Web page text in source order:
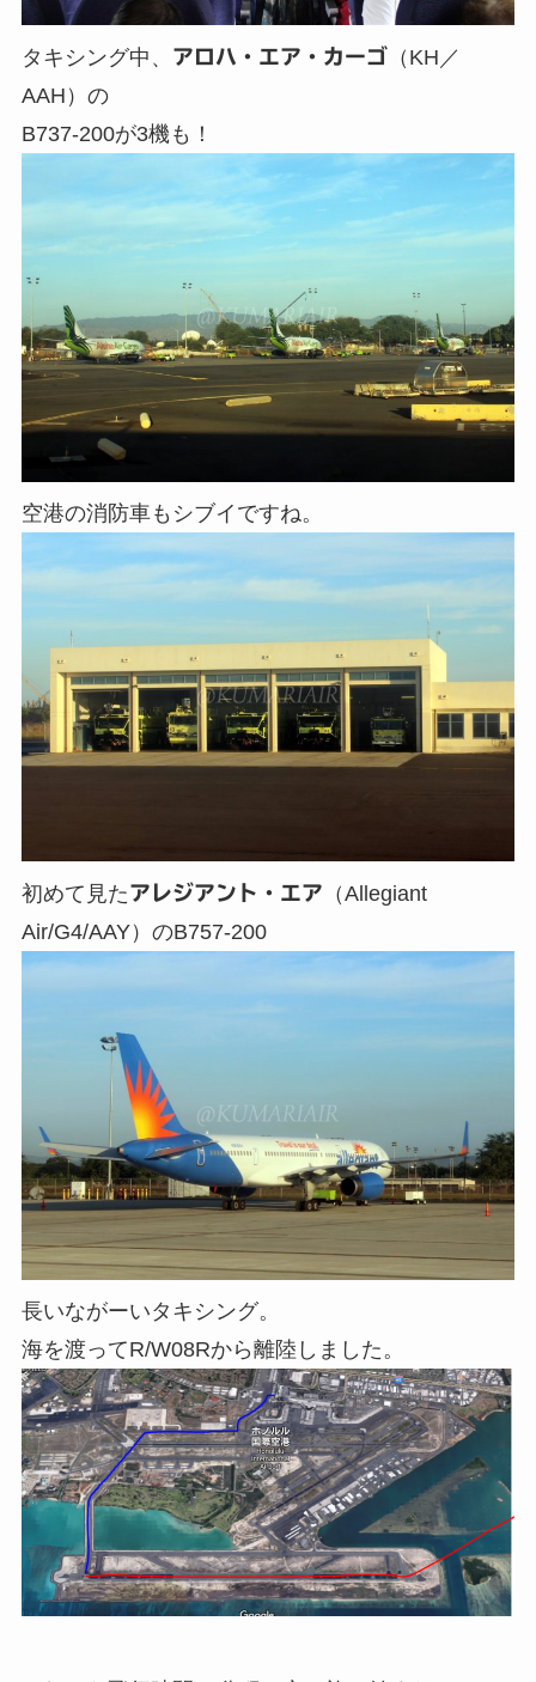
タキシング中、 アロハ・エア・カーゴ
（KH／
AAH）の
B737-200が3機も！
空港の消防車もシブイですね。
初めて見たアレジアント・エア
（Allegiant
Air/G4/AAY）のB757-200
長いながーいタキシング。
海を渡ってR/W08Rから離陸しました。